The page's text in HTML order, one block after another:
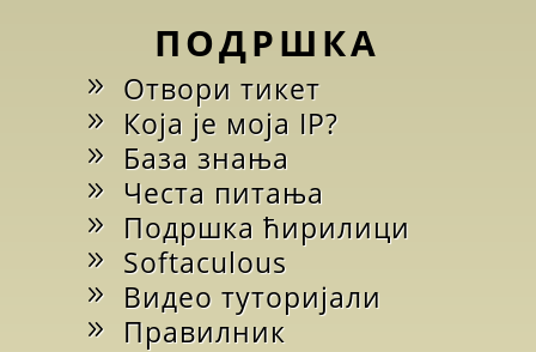
ПОДРШКА
Отвори тикет
Која је моја IP?
База знања
Честа питања
Подршка ћирилици
Softaculous
Видео туторијали
Правилник